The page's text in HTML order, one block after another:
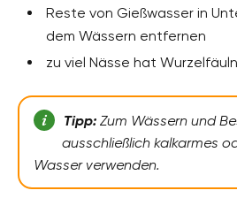
Reste von Gießwasser in
dem Wässern entfernen
zu viel Nässe hat
Tipp:Zum Wässern und
ausschließlich kalkarmes
Wasser verwenden.